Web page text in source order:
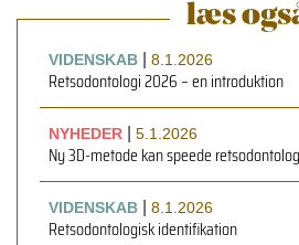
læs
VIDENSKAB 8.1.2026
Retsodontologi 2026 – en introduktion
NYHEDER 5.1.2026
Ny 3D-metode kan speede
VIDENSKAB 8.1.2026
Retsodontologisk identifikation